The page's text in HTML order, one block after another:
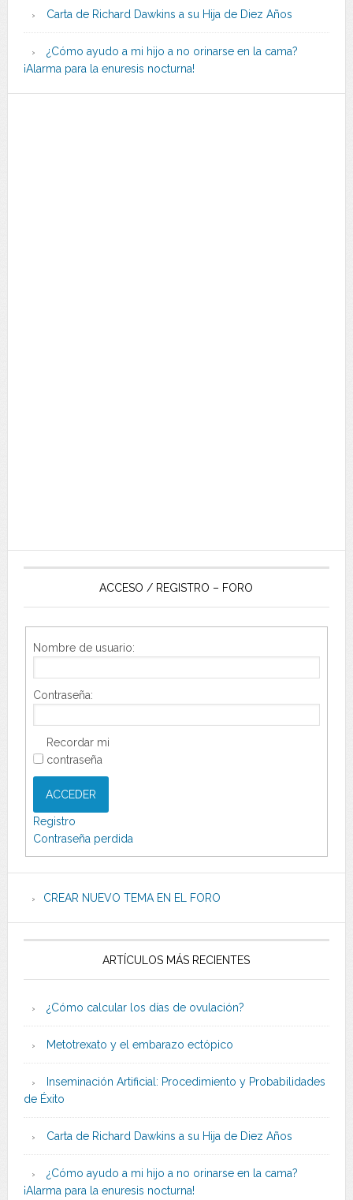
Carta de Richard Dawkins a su Hija de Diez Años
¿Cómo ayudo a mi hijo a no orinarse en la cama?
¡Alarma para la enuresis nocturna!
ACCESO / REGISTRO – FORO
Nombre de usuario:
Contraseña:
Recordar mi
contraseña
ACCEDER
Registro
Contraseña perdida
CREAR NUEVO TEMA EN EL FORO
ARTÍCULOS MÁS RECIENTES
¿Cómo calcular los días de ovulación?
Metotrexato y el embarazo ectópico
Inseminación Artificial: Procedimiento y Probabilidades
de Éxito
Carta de Richard Dawkins a su Hija de Diez Años
¿Cómo ayudo a mi hijo a no orinarse en la cama?
¡Alarma para la enuresis nocturna!